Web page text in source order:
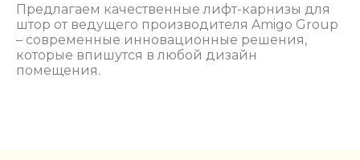
Предлагаем качественные лифт-карнизы для
штор от ведущего производителя Amigo Group
– современные инновационные решения,
которые впишутся в любой дизайн
помещения.